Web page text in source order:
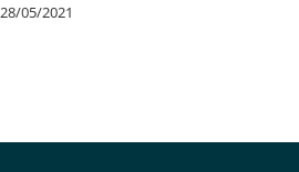
28/05/2021